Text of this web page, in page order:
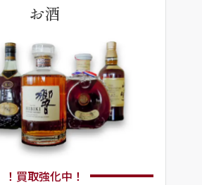
お酒
！買取強化中！